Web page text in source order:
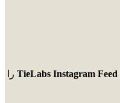
TieLabs Instagram Feed را